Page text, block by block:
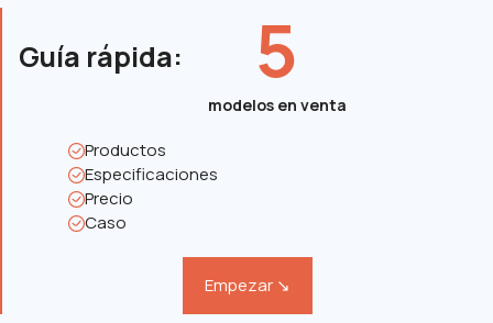
Guía rápida: 5
modelos en venta
Productos
Especificaciones
Precio
Caso
Empezar ↘